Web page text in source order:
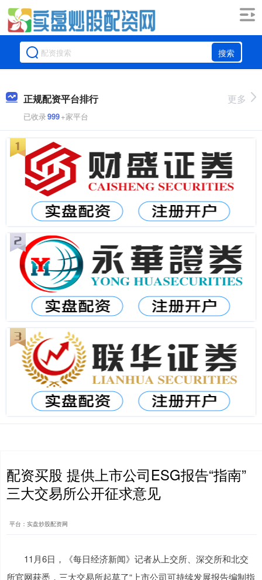
搜索
正规配资平台排行
已收录999+家平台
更多
配资买股 提供上市公司ESG报告“指南”
三大交易所公开征求意见
平台：实盘炒股配资网
11月6日，《每日经济新闻》记者从上交所、深交所和北交
所官网获悉，三大交易所起草了“上市公司可持续发展报告编制指